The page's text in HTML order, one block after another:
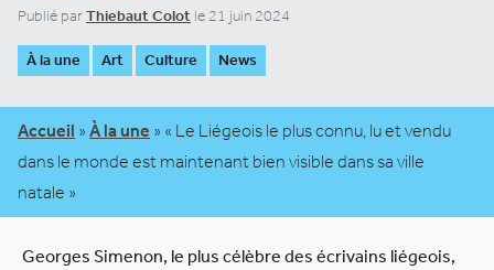
Publié parThiebaut Colot le 21 juin 2024
À la une Art Culture News
Accueil » À la une » « Le Liégeois le plus connu, lu et vendu
dans le monde est maintenant bien visible dans sa ville
natale »
Georges Simenon, le plus célèbre des écrivains liégeois,